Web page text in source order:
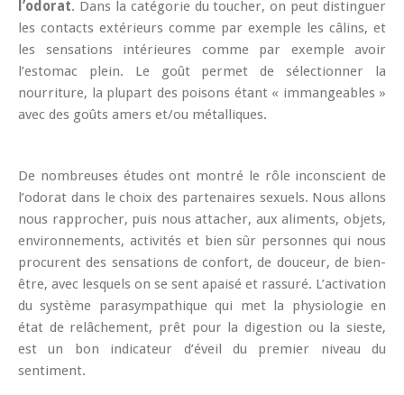
l’odorat. Dans la catégorie du toucher, on peut distinguer
les contacts extérieurs comme par exemple les câlins, et
les sensations intérieures comme par exemple avoir
l’estomac plein. Le goût permet de sélectionner la
nourriture, la plupart des poisons étant « immangeables »
avec des goûts amers et/ou métalliques.
De nombreuses études ont montré le rôle inconscient de
l’odorat dans le choix des partenaires sexuels. Nous allons
nous rapprocher, puis nous attacher, aux aliments, objets,
environnements, activités et bien sûr personnes qui nous
procurent des sensations de confort, de douceur, de bien-
être, avec lesquels on se sent apaisé et rassuré. L’activation
du système parasympathique qui met la physiologie en
état de relâchement, prêt pour la digestion ou la sieste,
est un bon indicateur d’éveil du premier niveau du
sentiment.